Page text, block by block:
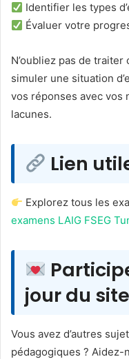
Identifier les types
Évaluer votre
N’oubliez pas de
simuler une situation
vos réponses avec vos
lacunes.
Lien
Explorez tous les
examens LAIG FSEG
jour du site
Vous avez d’autres
pédagogiques ? Aidez-